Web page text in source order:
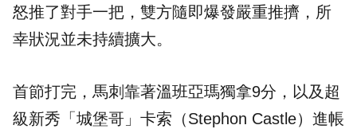
怒推了對手一把，雙方隨即爆發嚴重推擠，所
幸狀況並未持續擴大。
首節打完，馬刺靠著溫班亞瑪獨拿9分，以及超
級新秀「城堡哥」卡索（Stephon Castle）進帳